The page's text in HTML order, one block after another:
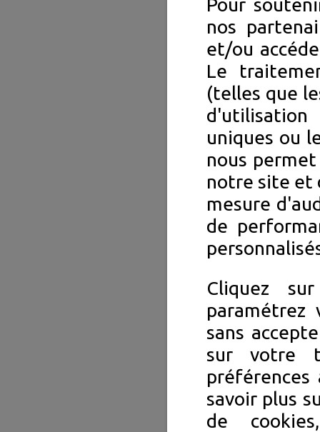
Pour
nos
et/ou
Le
(telles que
d'utilisation
uniques ou
nous
notre site et
mesure
de
Cliquez
paramétrez
sans
sur votre
savoir plus
de